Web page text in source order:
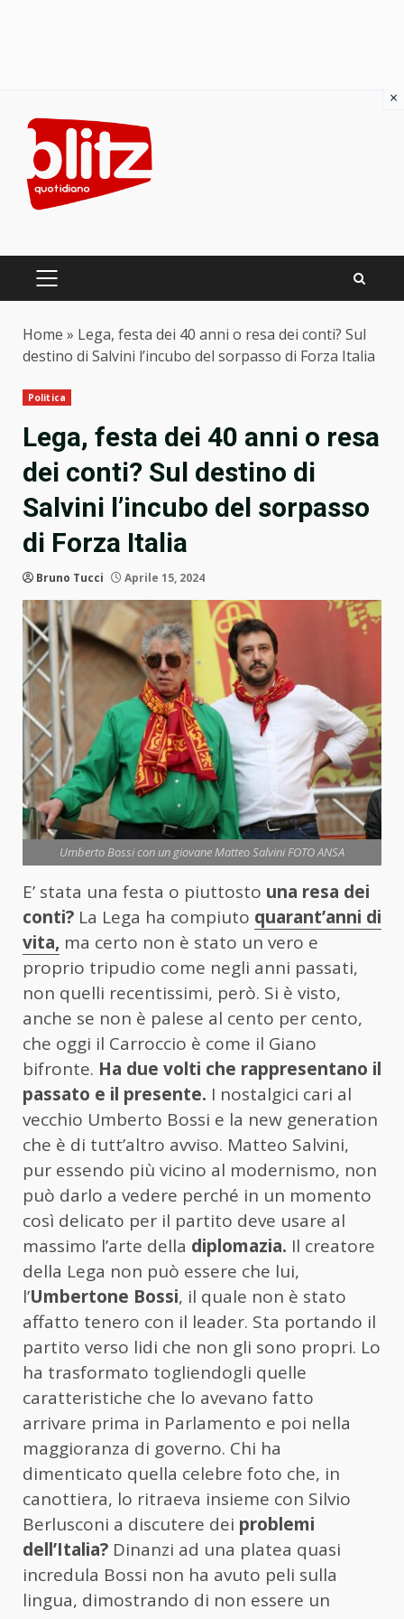
content
PRIMARY
Home » Lega, festa dei 40 anni o resa dei conti? Sul
destino di Salvini l’incubo del sorpasso di Forza Italia
Politica
Lega, festa dei 40 anni o resa
dei conti? Sul destino di
Salvini l’incubo del sorpasso
di Forza Italia
Bruno Tucci Aprile 15, 2024
Umberto Bossi con un giovane Matteo Salvini FOTO ANSA
E’ stata una festa o piuttosto una resa dei
conti? La Lega ha compiuto quarant’anni di
vita, ma certo non è stato un vero e
proprio tripudio come negli anni passati,
non quelli recentissimi, però. Si è visto,
anche se non è palese al cento per cento,
che oggi il Carroccio è come il Giano
bifronte. Ha due volti che rappresentano il
passato e il presente. I nostalgici cari al
vecchio Umberto Bossi e la new generation
che è di tutt’altro avviso. Matteo Salvini,
pur essendo più vicino al modernismo, non
può darlo a vedere perché in un momento
così delicato per il partito deve usare al
massimo l’arte della diplomazia. Il creatore
della Lega non può essere che lui,
l’Umbertone Bossi, il quale non è stato
affatto tenero con il leader. Sta portando il
partito verso lidi che non gli sono propri. Lo
ha trasformato togliendogli quelle
caratteristiche che lo avevano fatto
arrivare prima in Parlamento e poi nella
maggioranza di governo. Chi ha
dimenticato quella celebre foto che, in
canottiera, lo ritraeva insieme con Silvio
Berlusconi a discutere dei problemi
dell’Italia? Dinanzi ad una platea quasi
incredula Bossi non ha avuto peli sulla
lingua, dimostrando di non essere un
×